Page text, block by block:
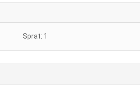
Sprat: 1